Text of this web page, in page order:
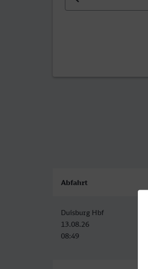
Abfahrt
Duisburg Hbf
13.08.26
08:49